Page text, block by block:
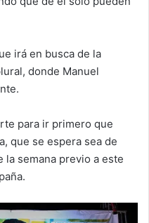
irá en busca de la
donde Manuel
para ir primero que
que se espera sea de
la semana previo a este